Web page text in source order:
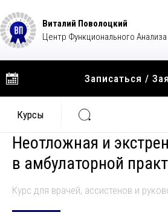
Виталий Поволоцкий
Центр Функционального Анализа
Записаться /
Курсы
Найти
Неотложная и
в амбулаторной
Курс для врачей, ассистенов и